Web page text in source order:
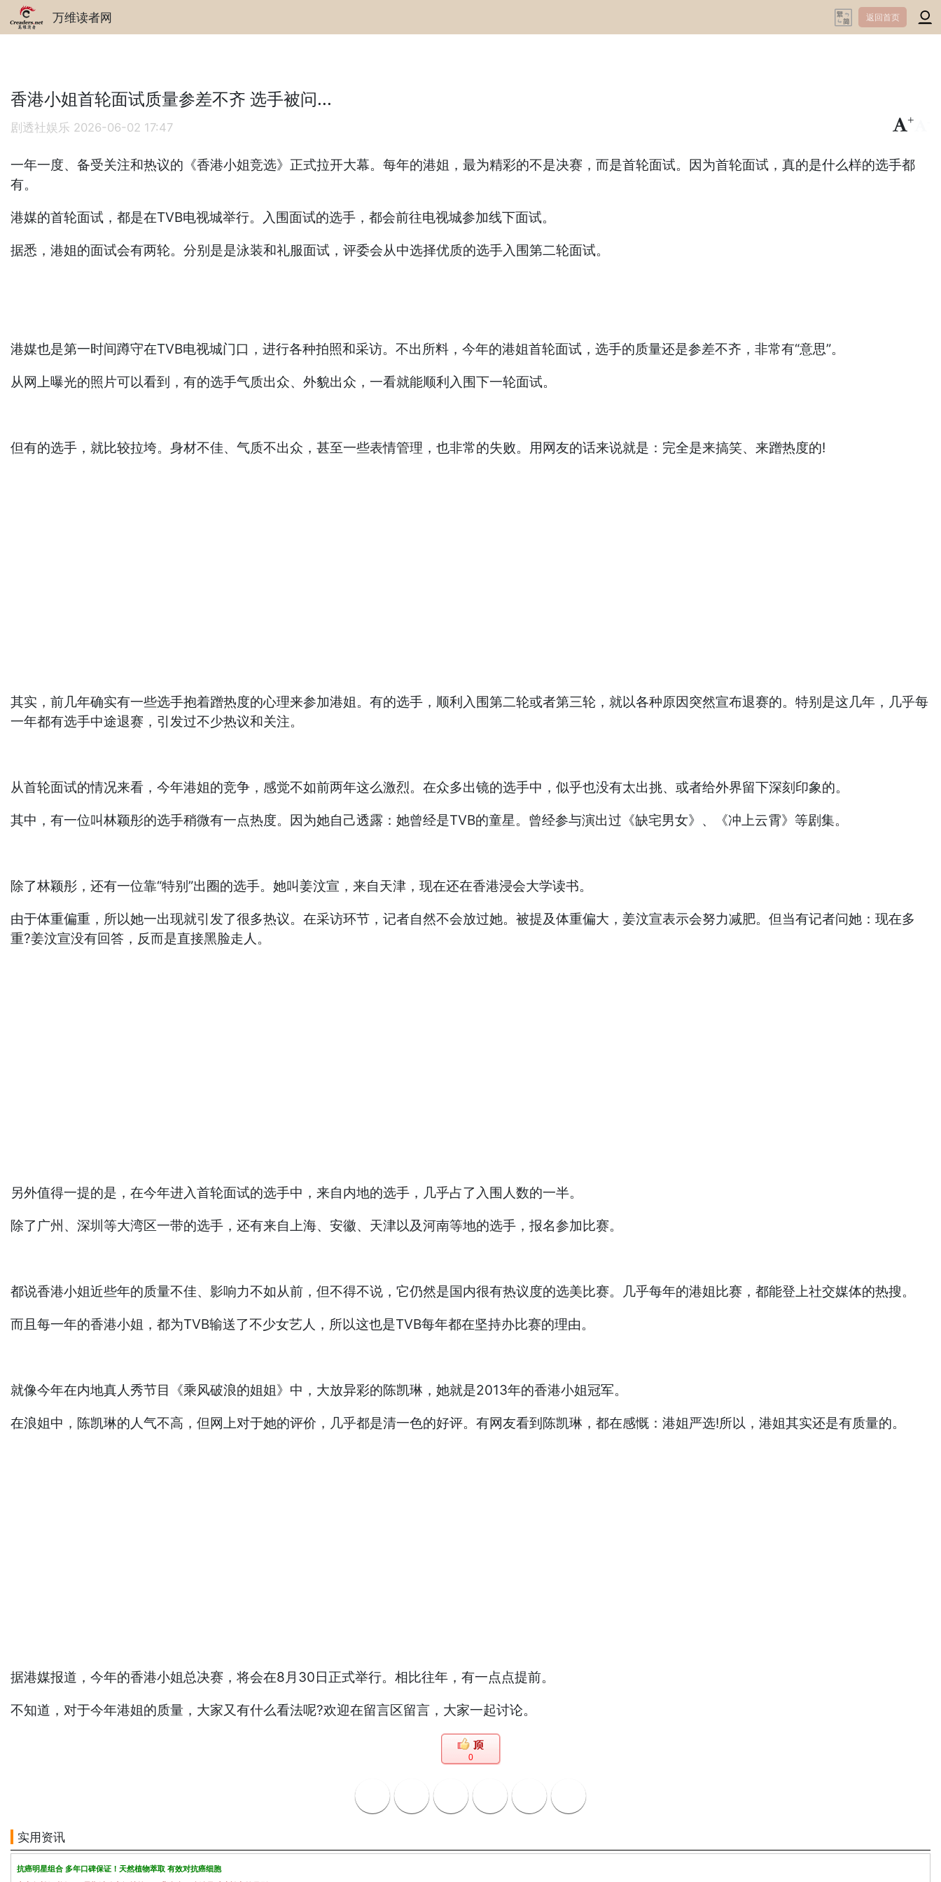
万维读者网 返回首页
香港小姐首轮面试质量参差不齐 选手被问...
剧透社娱乐 2026-06-02 17:47
+
一年一度、备受关注和热议的《香港小姐竞选》正式拉开大幕。每年的港姐，最为精彩的不是决赛，而是首轮面试。因为首轮面试，真的是什么样的选手都
有。
港媒的首轮面试，都是在TVB电视城举行。入围面试的选手，都会前往电视城参加线下面试。
据悉，港姐的面试会有两轮。分别是是泳装和礼服面试，评委会从中选择优质的选手入围第二轮面试。
港媒也是第一时间蹲守在TVB电视城门口，进行各种拍照和采访。不出所料，今年的港姐首轮面试，选手的质量还是参差不齐，非常有“意思”。
从网上曝光的照片可以看到，有的选手气质出众、外貌出众，一看就能顺利入围下一轮面试。
但有的选手，就比较拉垮。身材不佳、气质不出众，甚至一些表情管理，也非常的失败。用网友的话来说就是：完全是来搞笑、来蹭热度的!
其实，前几年确实有一些选手抱着蹭热度的心理来参加港姐。有的选手，顺利入围第二轮或者第三轮，就以各种原因突然宣布退赛的。特别是这几年，几乎每
一年都有选手中途退赛，引发过不少热议和关注。
从首轮面试的情况来看，今年港姐的竞争，感觉不如前两年这么激烈。在众多出镜的选手中，似乎也没有太出挑、或者给外界留下深刻印象的。
其中，有一位叫林颖彤的选手稍微有一点热度。因为她自己透露：她曾经是TVB的童星。曾经参与演出过《缺宅男女》、《冲上云霄》等剧集。
除了林颖彤，还有一位靠“特别”出圈的选手。她叫姜汶宣，来自天津，现在还在香港浸会大学读书。
由于体重偏重，所以她一出现就引发了很多热议。在采访环节，记者自然不会放过她。被提及体重偏大，姜汶宣表示会努力减肥。但当有记者问她：现在多
重?姜汶宣没有回答，反而是直接黑脸走人。
另外值得一提的是，在今年进入首轮面试的选手中，来自内地的选手，几乎占了入围人数的一半。
除了广州、深圳等大湾区一带的选手，还有来自上海、安徽、天津以及河南等地的选手，报名参加比赛。
都说香港小姐近些年的质量不佳、影响力不如从前，但不得不说，它仍然是国内很有热议度的选美比赛。几乎每年的港姐比赛，都能登上社交媒体的热搜。
而且每一年的香港小姐，都为TVB输送了不少女艺人，所以这也是TVB每年都在坚持办比赛的理由。
就像今年在内地真人秀节目《乘风破浪的姐姐》中，大放异彩的陈凯琳，她就是2013年的香港小姐冠军。
在浪姐中，陈凯琳的人气不高，但网上对于她的评价，几乎都是清一色的好评。有网友看到陈凯琳，都在感慨：港姐严选!所以，港姐其实还是有质量的。
据港媒报道，今年的香港小姐总决赛，将会在8月30日正式举行。相比往年，有一点点提前。
不知道，对于今年港姐的质量，大家又有什么看法呢?欢迎在留言区留言，大家一起讨论。
0
实用资讯
抗癌明星组合 多年口碑保证！天然植物萃取 有效对抗癌细胞